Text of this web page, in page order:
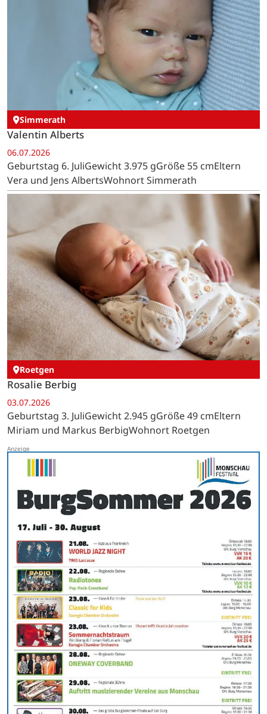
Simmerath
Valentin Alberts
06.07.2026
Geburtstag 6. JuliGewicht 3.975 gGröße 55 cmEltern
Vera und Jens AlbertsWohnort Simmerath
Roetgen
Rosalie Berbig
03.07.2026
Geburtstag 3. JuliGewicht 2.945 gGröße 49 cmEltern
Miriam und Markus BerbigWohnort Roetgen